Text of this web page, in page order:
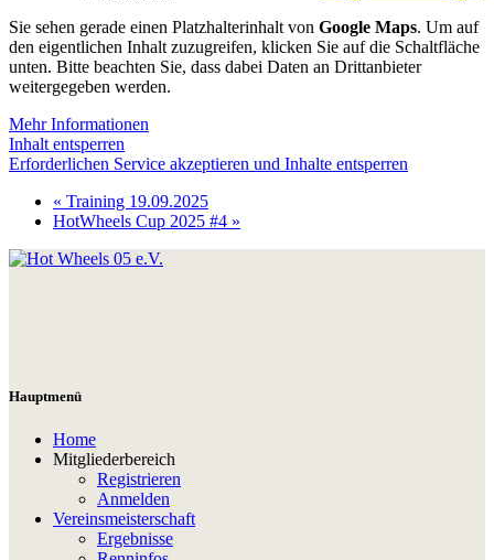
Sie sehen gerade einen Platzhalterinhalt von Google Maps. Um auf
den eigentlichen Inhalt zuzugreifen, klicken Sie auf die Schaltfläche
unten. Bitte beachten Sie, dass dabei Daten an Drittanbieter
weitergegeben werden.
Mehr Informationen
Inhalt entsperren
Erforderlichen Service akzeptieren und Inhalte entsperren
« Training 19.09.2025
HotWheels Cup 2025 #4 »
Hauptmenü
Home
Mitgliederbereich
Registrieren
Anmelden
Vereinsmeisterschaft
Ergebnisse